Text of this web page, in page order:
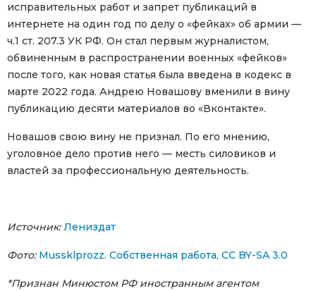
исправительных работ и запрет публикаций в
интернете на один год по делу о «фейках» об армии —
ч.1 ст. 207.3 УК РФ. Он стал первым журналистом,
обвиненным в распространении военных «фейков»
после того, как новая статья была введена в кодекс в
марте 2022 года. Андрею Новашову вменили в вину
публикацию десяти материалов во «Вконтакте».
Новашов свою вину не признал. По его мнению,
уголовное дело против него — месть силовиков и
властей за профессиональную деятельность.
Источник: Лениздат
Фото: Mussklprozz. Собственная работа, CC BY-SA 3.0
*Признан Минюстом РФ иностранным агентом